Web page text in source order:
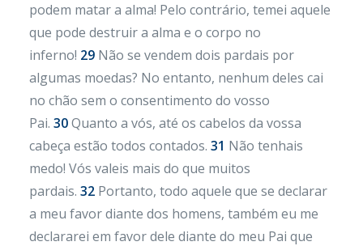
podem matar a alma! Pelo contrário, temei aquele
que pode destruir a alma e o corpo no
inferno! 29 Não se vendem dois pardais por
algumas moedas? No entanto, nenhum deles cai
no chão sem o consentimento do vosso
Pai. 30Quanto a vós, até os cabelos da vossa
cabeça estão todos contados. 31 Não tenhais
medo! Vós valeis mais do que muitos
pardais. 32 Portanto, todo aquele que se declarar
a meu favor diante dos homens, também eu me
declararei em favor dele diante do meu Pai que